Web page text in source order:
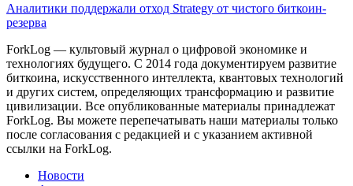
Аналитики поддержали отход Strategy от чистого биткоин-
резерва
ForkLog — культовый журнал о цифровой экономике и
технологиях будущего. С 2014 года документируем развитие
биткоина, искусственного интеллекта, квантовых технологий
и других систем, определяющих трансформацию и развитие
цивилизации. Все опубликованные материалы принадлежат
ForkLog. Вы можете перепечатывать наши материалы только
после согласования с редакцией и с указанием активной
ссылки на ForkLog.
Новости